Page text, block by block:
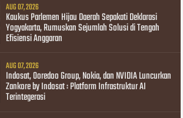
AUG 07, 2026
Kaukus Parlemen Hijau Daerah Sepakati Deklarasi
Yogyakarta, Rumuskan Sejumlah Solusi di Tengah
Efisiensi Anggaran
AUG 07, 2026
Indosat, Ooredoo Group, Nokia, dan NVIDIA Luncurkan
Zankore by Indosat : Platform Infrastruktur AI
Terintegerasi